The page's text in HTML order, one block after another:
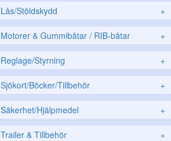
Lås/Stöldskydd +
Motorer & Gummibåtar / RIB-båtar +
Reglage/Styrning +
Sjökort/Böcker/Tillbehör +
Säkerhet/Hjälpmedel +
Trailer & Tillbehör +